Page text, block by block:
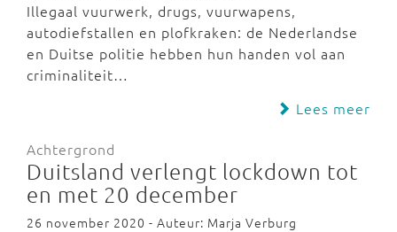
Illegaal vuurwerk, drugs, vuurwapens,
autodiefstallen en plofkraken: de Nederlandse
en Duitse politie hebben hun handen vol aan
criminaliteit…
Lees meer
Achtergrond
Duitsland verlengt lockdown tot
en met 20 december
26 november 2020 - Auteur: Marja Verburg